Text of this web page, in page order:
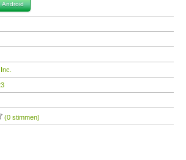
Android
(0 stimmen)